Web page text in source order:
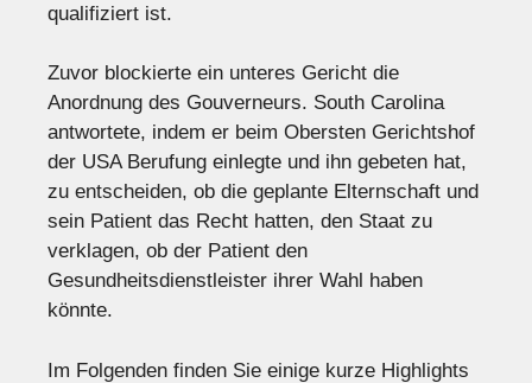
qualifiziert ist.
Zuvor blockierte ein unteres Gericht die
Anordnung des Gouverneurs. South Carolina
antwortete, indem er beim Obersten Gerichtshof
der USA Berufung einlegte und ihn gebeten hat,
zu entscheiden, ob die geplante Elternschaft und
sein Patient das Recht hatten, den Staat zu
verklagen, ob der Patient den
Gesundheitsdienstleister ihrer Wahl haben
könnte.
Im Folgenden finden Sie einige kurze Highlights